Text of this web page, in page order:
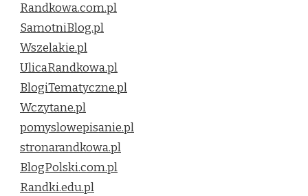
Randkowa.com.pl
SamotniBlog.pl
Wszelakie.pl
UlicaRandkowa.pl
BlogiTematyczne.pl
Wczytane.pl
pomyslowepisanie.pl
stronarandkowa.pl
BlogPolski.com.pl
Randki.edu.pl